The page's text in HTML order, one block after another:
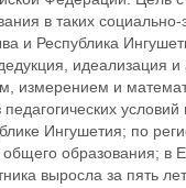
в таких
и Республика
идеализация
измерением и
Ингушетия; по
образования; в
выросла за пять